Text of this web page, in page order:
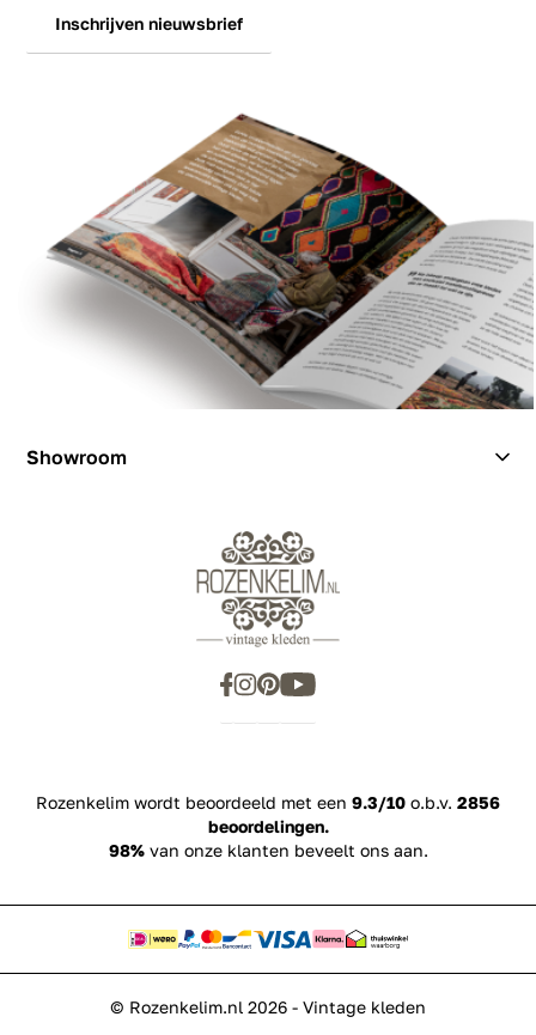
Showroom
Inschrijven nieuwsbrief
Rozenkelim wordt beoordeeld met een 9.3/10 o.b.v. 2856
beoordelingen.
98%van onze klanten beveelt ons aan.
© Rozenkelim.nl 2026 - Vintage kleden